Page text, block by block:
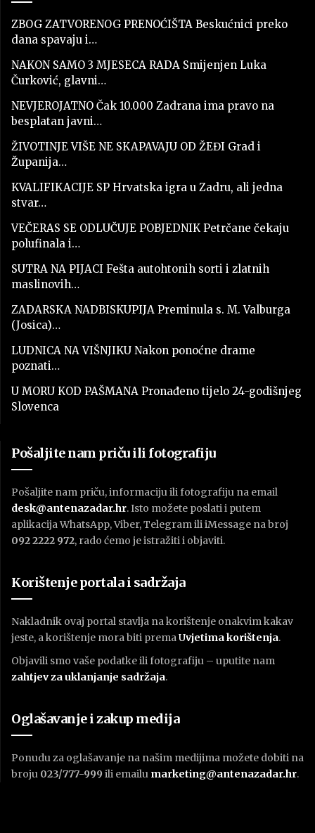
ZBOG ZATVORENOG PRENOĆIŠTA Beskućnici preko
dana spavaju i…
NAKON SAMO 3 MJESECA RADA Smijenjen Luka
Čurković, glavni…
NEVJEROJATNO Čak 10.000 Zadrana ima pravo na
besplatan javni…
ŽIVOTINJE VIŠE NE SKAPAVAJU OD ŽEĐI Grad i
Županija…
KVALIFIKACIJE SP Hrvatska igra u Zadru, ali jedna
stvar…
VEČERAS SE ODLUČUJE POBJEDNIK Petrčane čekaju
polufinala i…
SUTRA NA PIJACI Fešta autohtonih sorti i zlatnih
maslinovih…
ZADARSKA NADBISKUPIJA Preminula s. M. Valburga
(Josica)…
LUDNICA NA VIŠNJIKU Nakon ponoćne drame
poznati…
U MORU KOD PAŠMANA Pronađeno tijelo 24-godišnjeg
Slovenca
Pošaljite nam priču ili fotografiju
Pošaljite nam priču, informaciju ili fotografiju na email
desk@antenazadar.hr. Isto možete poslati i putem
aplikacija WhatsApp, Viber, Telegram ili iMessage na broj
092 2222 972, rado ćemo je istražiti i objaviti.
Korištenje portala i sadržaja
Nakladnik ovaj portal stavlja na korištenje onakvim kakav
jeste, a korištenje mora biti premaUvjetima korištenja.
Objavili smo vaše podatke ili fotografiju – uputite nam
zahtjev za uklanjanje sadržaja.
Oglašavanje i zakup medija
Ponudu za oglašavanje na našim medijima možete dobiti na
broju 023/777-999 ili emailu marketing@antenazadar.hr.